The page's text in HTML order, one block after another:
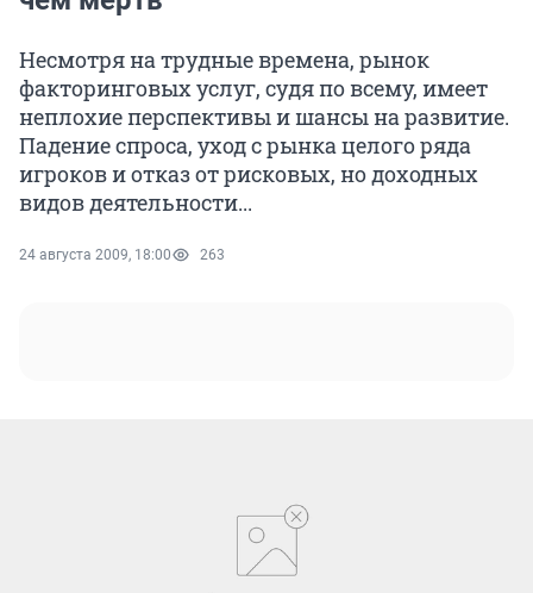
Несмотря на трудные времена, рынок
факторинговых услуг, судя по всему, имеет
неплохие перспективы и шансы на развитие.
Падение спроса, уход с рынка целого ряда
игроков и отказ от рисковых, но доходных
видов деятельности...
24 августа 2009, 18:00 263